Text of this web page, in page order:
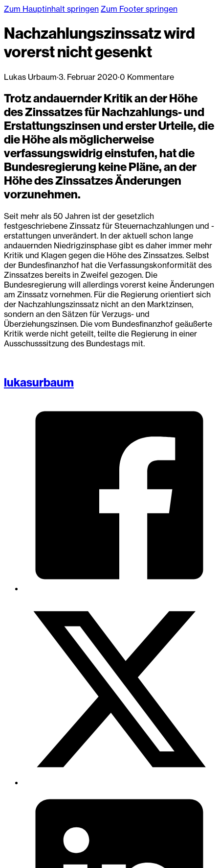
Zum Hauptinhalt springen Zum Footer springen
Nachzahlungszinssatz wird
vorerst nicht gesenkt
Lukas Urbaum·3. Februar 2020·0 Kommentare
Trotz andauernder Kritik an der Höhe
des Zinssatzes für Nachzahlungs- und
Erstattungszinsen und erster Urteile, die
die Höhe als möglicherweise
verfassungswidrig einstufen, hat die
Bundesregierung keine Pläne, an der
Höhe des Zinssatzes Änderungen
vorzunehmen.
Seit mehr als 50 Jahren ist der gesetzlich
festgeschriebene Zinssatz für Steuernachzahlungen und -
erstattungen unverändert. In der aktuell schon lange
andauernden Niedrigzinsphase gibt es daher immer mehr
Kritik und Klagen gegen die Höhe des Zinssatzes. Selbst
der Bundesfinanzhof hat die Verfassungskonformität des
Zinssatzes bereits in Zweifel gezogen. Die
Bundesregierung will allerdings vorerst keine Änderungen
am Zinssatz vornehmen. Für die Regierung orientiert sich
der Nachzahlungszinssatz nicht an den Marktzinsen,
sondern an den Sätzen für Verzugs- und
Überziehungszinsen. Die vom Bundesfinanzhof geäußerte
Kritik werde nicht geteilt, teilte die Regierung in einer
Ausschusssitzung des Bundestags mit.
lukasurbaum